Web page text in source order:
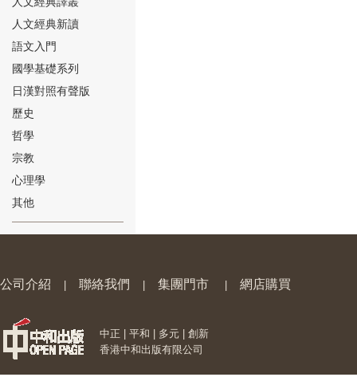
⑱
⑳
人文經典新讀
語文入門
國學基礎系列
日漢對照有聲版
歷史
哲學
宗教
心理學
其他
公司介紹 聯絡我們 集團門市 網店購買
中正 | 平和 | 多元 | 創新
香港中和出版有限公司